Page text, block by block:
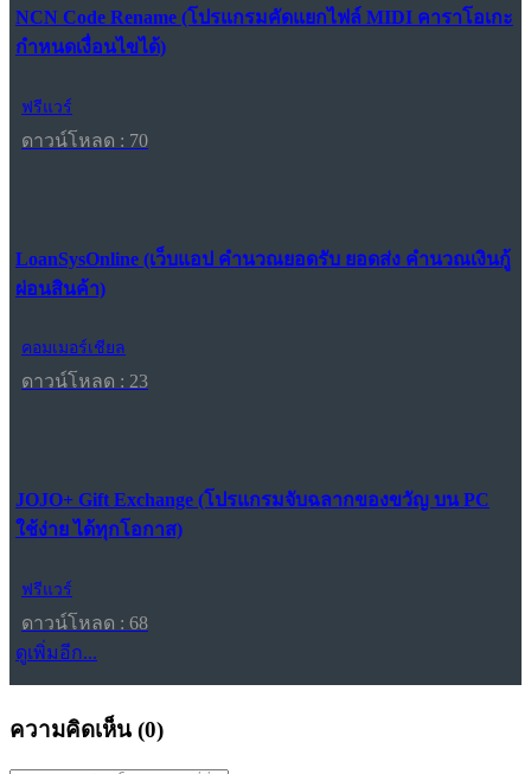
NCN Code Rename (โปรแกรมคัดแยกไฟล์ MIDI คาราโอเกะ
กำหนดเงื่อนไขได้)
ฟรีแวร์
ดาวน์โหลด : 70
LoanSysOnline (เว็บแอป คำนวณยอดรับ ยอดส่ง คำนวณเงินกู้
ผ่อนสินค้า)
คอมเมอร์เชียล
ดาวน์โหลด : 23
JOJO+ Gift Exchange (โปรแกรมจับฉลากของขวัญ บน PC
ใช้ง่าย ได้ทุกโอกาส)
ฟรีแวร์
ดาวน์โหลด : 68
ดูเพิ่มอีก...
ความคิดเห็น (0)